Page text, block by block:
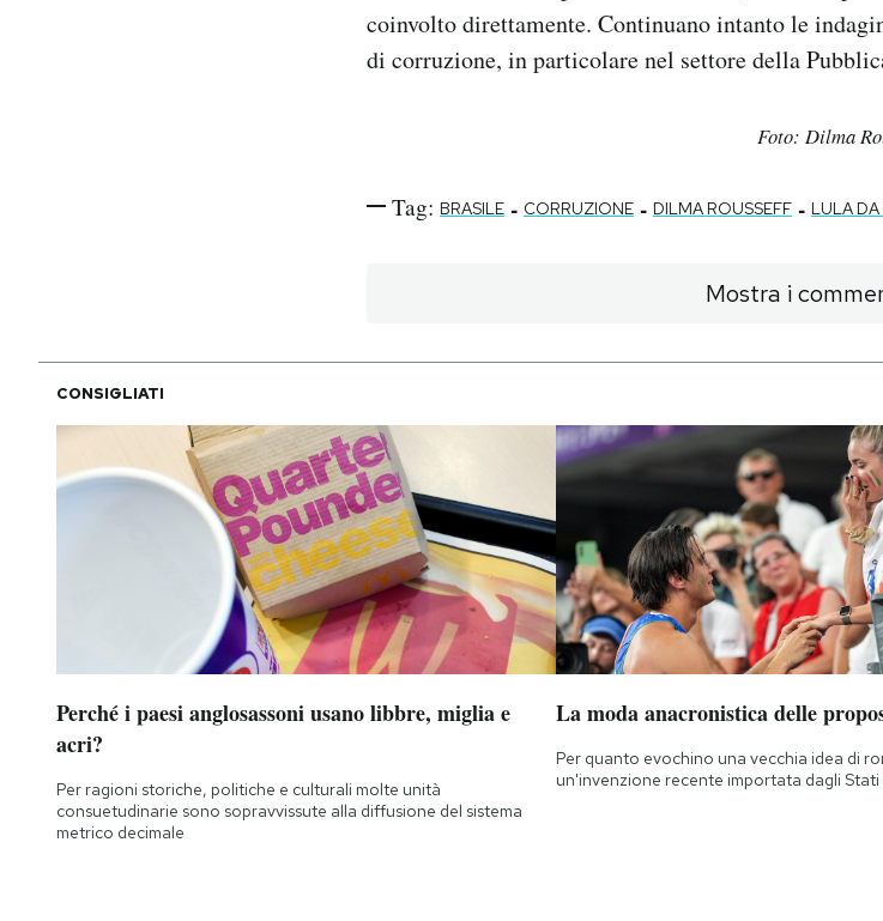
coinvolto direttamente. Continuano intanto le
di corruzione, in particolare nel settore della
Foto: Dilma
Tag: BRASILE - CORRUZIONE - DILMA ROUSSEFF - LULA DA
Mostra i
CONSIGLIATI
Perché i paesi anglosassoni usano libbre, miglia e
acri?
Per ragioni storiche, politiche e culturali molte unità
consuetudinarie sono sopravvissute alla diffusione del sistema
metrico decimale
La moda anacronistica delle
Per quanto evochino una vecchia idea di
un'invenzione recente importata dagli Stati